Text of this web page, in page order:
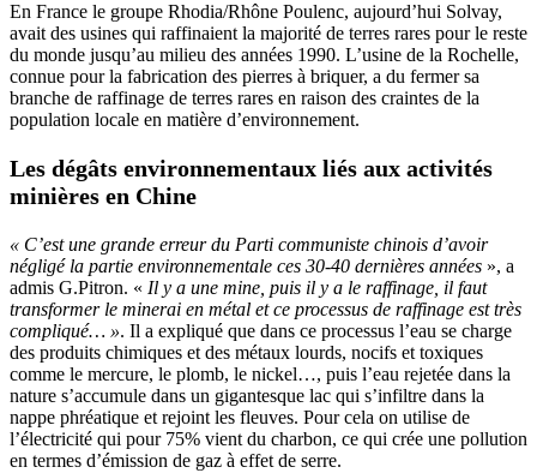
En France le groupe Rhodia/Rhône Poulenc, aujourd’hui Solvay,
avait des usines qui raffinaient la majorité de terres rares pour le reste
du monde jusqu’au milieu des années 1990. L’usine de la Rochelle,
connue pour la fabrication des pierres à briquer, a du fermer sa
branche de raffinage de terres rares en raison des craintes de la
population locale en matière d’environnement.
Les dégâts environnementaux liés aux activités
minières en Chine
« C’est une grande erreur du Parti communiste chinois d’avoir
négligé la partie environnementale ces 30-40 dernières années », a
admis G.Pitron. « Il y a une mine, puis il y a le raffinage, il faut
transformer le minerai en métal et ce processus de raffinage est très
compliqué… ». Il a expliqué que dans ce processus l’eau se charge
des produits chimiques et des métaux lourds, nocifs et toxiques
comme le mercure, le plomb, le nickel…, puis l’eau rejetée dans la
nature s’accumule dans un gigantesque lac qui s’infiltre dans la
nappe phréatique et rejoint les fleuves. Pour cela on utilise de
l’électricité qui pour 75% vient du charbon, ce qui crée une pollution
en termes d’émission de gaz à effet de serre.